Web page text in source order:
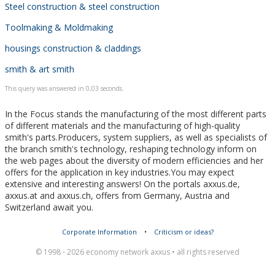
Steel construction & steel construction
Toolmaking & Moldmaking
housings construction & claddings
smith & art smith
This query was answered in 0,03 seconds.
In the Focus stands the manufacturing of the most different parts
of different materials and the manufacturing of high-quality
smith's parts.Producers, system suppliers, as well as specialists of
the branch smith's technology, reshaping technology inform on
the web pages about the diversity of modern efficiencies and her
offers for the application in key industries.You may expect
extensive and interesting answers! On the portals axxus.de,
axxus.at and axxus.ch, offers from Germany, Austria and
Switzerland await you.
Corporate Information • Criticism or ideas?
© 1998 - 2026 economy network axxus • all rights reserved